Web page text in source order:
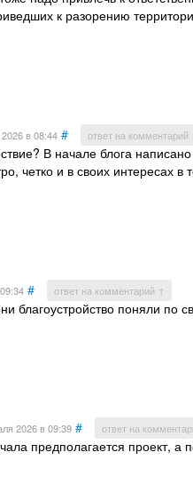
к разорению
в 08:44 # ответ на комментарий
В начале блога
четко и в своих интересах в
# ответ на комментарий ↑
благоустройство поняли по
2026в 09:39 # ответ на
предполагается проект, а